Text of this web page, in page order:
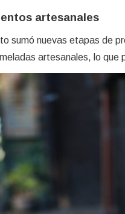
artesanales
sumó nuevas etapas de
artesanales, lo que